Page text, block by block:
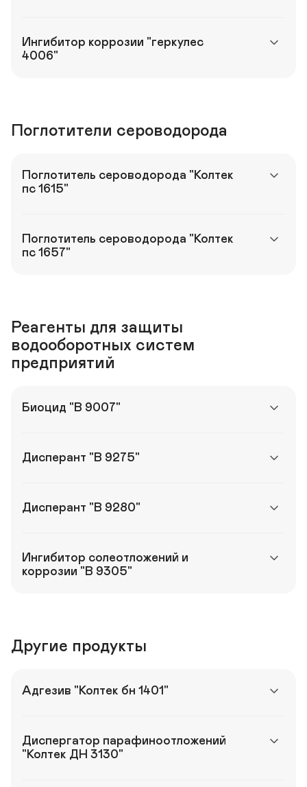
Ингибитор коррозии "геркулес
4006"
Поглотители сероводорода
Поглотитель сероводорода "Колтек
пс 1615"
Поглотитель сероводорода "Колтек
пс 1657"
Реагенты для защиты
водооборотных систем
предприятий
Биоцид "В 9007"
Дисперант "В 9275"
Дисперант "В 9280"
Ингибитор солеотложений и
коррозии "В 9305"
Другие продукты
Адгезив "Колтек бн 1401"
Диспергатор парафиноотложений
"Колтек ДН 3130"